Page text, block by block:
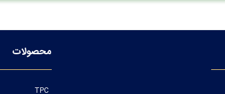
محصولات
TPC